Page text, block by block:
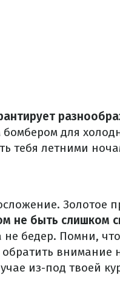
для
тебя летними
Золотое
не быть слишком
не бедер. Помни,
обратить внимание
из-под твоей